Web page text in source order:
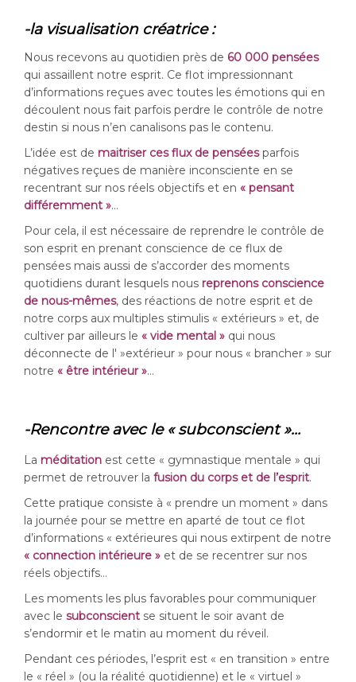
-la visualisation créatrice :
Nous recevons au quotidien près de 60 000 pensées
qui assaillent notre esprit. Ce flot impressionnant
d’informations reçues avec toutes les émotions qui en
découlent nous fait parfois perdre le contrôle de notre
destin si nous n’en canalisons pas le contenu.
L’idée est de maitriser ces flux de penséesparfois
négatives reçues de manière inconsciente en se
recentrant sur nos réels objectifs et en « pensant
différemment »…
Pour cela, il est nécessaire de reprendre le contrôle de
son esprit en prenant conscience de ce flux de
pensées mais aussi de s’accorder des moments
quotidiens durant lesquels nous reprenons conscience
de nous-mêmes, des réactions de notre esprit et de
notre corps aux multiples stimulis « extérieurs » et, de
cultiver par ailleurs le « vide mental » qui nous
déconnecte de l' »extérieur » pour nous « brancher » sur
notre « être intérieur »…
-Rencontre avec le « subconscient »…
La méditation est cette « gymnastique mentale » qui
permet de retrouver la fusion du corps et de l’esprit.
Cette pratique consiste à « prendre un moment » dans
la journée pour se mettre en aparté de tout ce flot
d’informations « extérieures qui nous extirpent de notre
« connection intérieure » et de se recentrer sur nos
réels objectifs…
Les moments les plus favorables pour communiquer
avec le subconscient se situent le soir avant de
s’endormir et le matin au moment du réveil.
Pendant ces périodes, l’esprit est « en transition » entre
le « réel » (ou la réalité quotidienne) et le « virtuel »